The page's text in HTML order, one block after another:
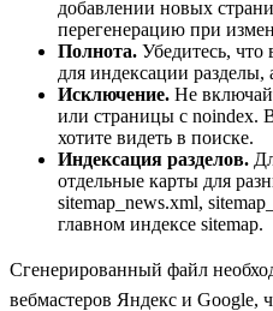
добавлении новых
перегенерацию при
Полнота. Убедитесь,
для индексации разделы,
Исключение. Не
или страницы с noindex.
хотите видеть в поиске.
Индексация разделов.
отдельные карты для
sitemap_news.xml,
главном индексе sitemap.
Сгенерированный файл
вебмастеров Яндекс и Google,